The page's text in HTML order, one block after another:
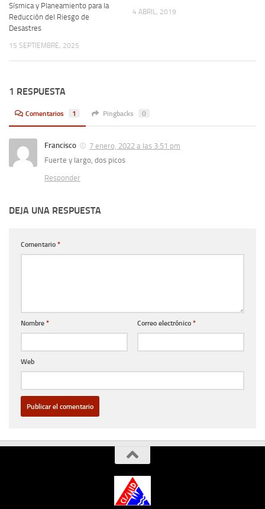
Sísmica y Planeamiento para la
Reducción del Riesgo de
Desastres
15 SEPTIEMBRE, 2025
4 ABRIL, 2019
1 RESPUESTA
Comentarios 1 Pingbacks 0
Francisco
7 enero, 2022 a las 3:51 pm
Fuerte y largo, dos picos
Responder
DEJA UNA RESPUESTA
Comentario *
Nombre * Correo electrónico *
Web